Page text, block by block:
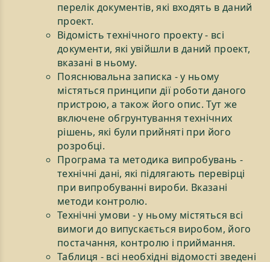
перелік документів, які входять в даний
проект.
Відомість технічного проекту - всі
документи, які увійшли в даний проект,
вказані в ньому.
Пояснювальна записка - у ньому
містяться принципи дії роботи даного
пристрою, а також його опис. Тут же
включене обгрунтування технічних
рішень, які були прийняті при його
розробці.
Програма та методика випробувань -
технічні дані, які підлягають перевірці
при випробуванні вироби. Вказані
методи контролю.
Технічні умови - у ньому містяться всі
вимоги до випускається виробом, його
постачання, контролю і приймання.
Таблиця - всі необхідні відомості зведені